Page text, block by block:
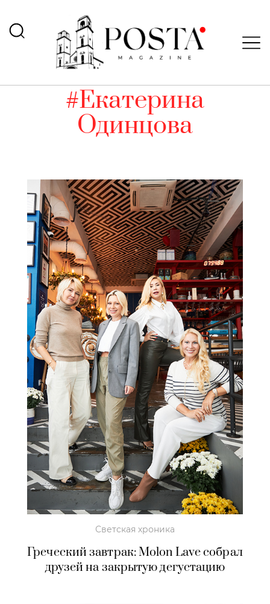
#Екатерина
Одинцова
Светская хроника
Греческий завтрак: Molon Lave собрал
друзей на закрытую дегустацию